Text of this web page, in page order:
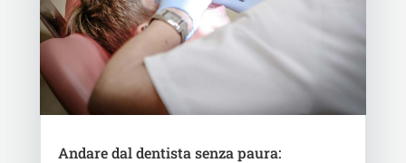
Andare dal dentista senza paura: